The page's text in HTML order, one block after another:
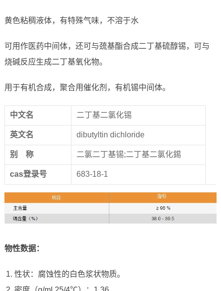
黄色粘稠液体，有特殊气味，不溶于水
可用作医药中间体，还可与巯基酯合成二丁基硫醇锡，可与
烧碱反应生成二丁基氧化物。
用于有机合成，聚合用催化剂，有机锡中间体。
中文名 二丁基二氯化锡
英文名 dibutyltin dichloride
别 称 二氯二丁基锡;二丁基二氯化錫
cas登录号 683-18-1
物性数据：
性状：腐蚀性的白色浆状物质。